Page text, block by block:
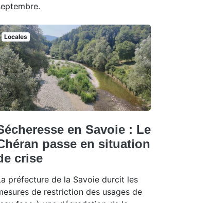
Locales
en Savoie : Le
passe en situation
crise
préfecture de la Savoie durcit les
de restriction des usages de